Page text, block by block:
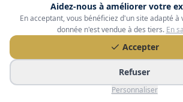
Aidez-nous à améliorer votre
En acceptant, vous bénéficiez d'un site adapté à
donnée n'est vendue à des tiers. En
Accepter
Refuser
Personnaliser
CGV Frais Courtage
Méthodologie
Devoir de conseil
Gérer mes cookies